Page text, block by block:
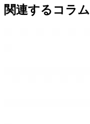
関連するコラム